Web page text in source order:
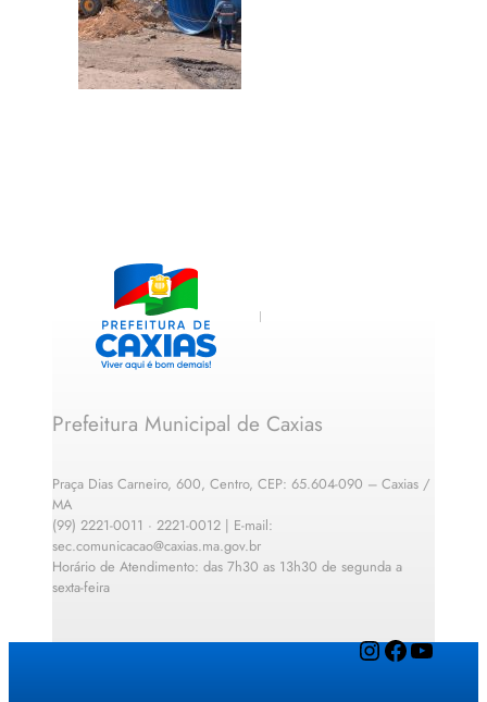
Prefeitura Municipal de Caxias
Praça Dias Carneiro, 600, Centro, CEP: 65.604-090 – Caxias /
MA
(99) 2221-0011 · 2221-0012 | E-mail:
sec.comunicacao@caxias.ma.gov.br
Horário de Atendimento: das 7h30 as 13h30 de segunda a
sexta-feira
InstagramFacebook YouTube